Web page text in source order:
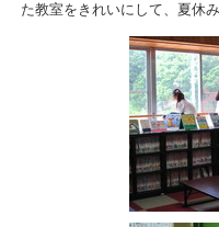
た教室をきれいにして、夏休